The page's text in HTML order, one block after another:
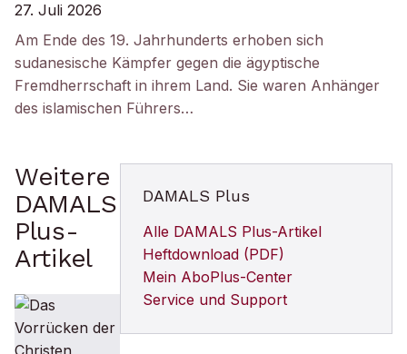
27. Juli 2026
Am Ende des 19. Jahrhunderts erhoben sich
sudanesische Kämpfer gegen die ägyptische
Fremdherrschaft in ihrem Land. Sie waren Anhänger
des islamischen Führers…
Weitere
DAMALS
Plus-
Artikel
DAMALS Plus
Alle DAMALS Plus-Artikel
Heftdownload (PDF)
Mein AboPlus-Center
Service und Support